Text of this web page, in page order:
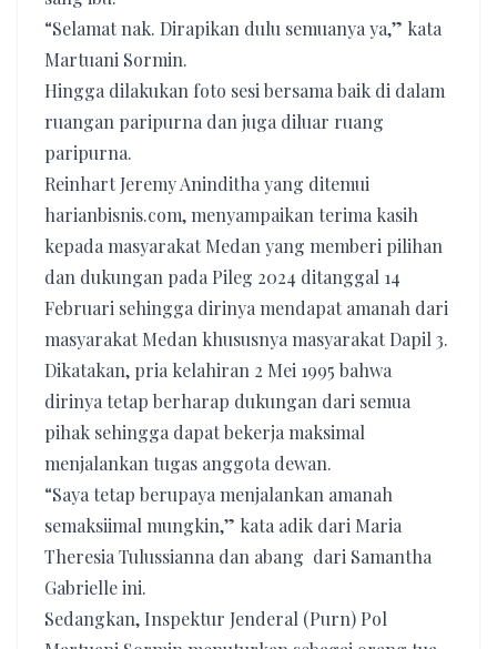
“Selamat nak. Dirapikan dulu semuanya ya,” kata
Martuani Sormin.
Hingga dilakukan foto sesi bersama baik di dalam
ruangan paripurna dan juga diluar ruang
paripurna.
Reinhart Jeremy Aninditha yang ditemui
harianbisnis.com, menyampaikan terima kasih
kepada masyarakat Medan yang memberi pilihan
dan dukungan pada Pileg 2024 ditanggal 14
Februari sehingga dirinya mendapat amanah dari
masyarakat Medan khususnya masyarakat Dapil 3.
Dikatakan, pria kelahiran 2 Mei 1995 bahwa
dirinya tetap berharap dukungan dari semua
pihak sehingga dapat bekerja maksimal
menjalankan tugas anggota dewan.
“Saya tetap berupaya menjalankan amanah
semaksiimal mungkin,” kata adik dari Maria
Theresia Tulussianna dan abang dari Samantha
Gabrielle ini.
Sedangkan, Inspektur Jenderal (Purn) Pol